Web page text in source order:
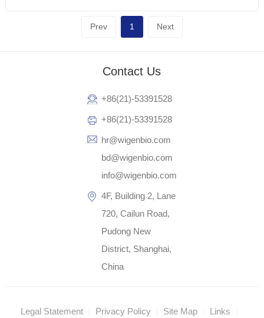
发展趋势这些备受业界关注的关键
问题。 下面请大家一起再次欣赏谢
Prev 1 Next
Contact Us
+86(21)-53391528
+86(21)-53391528
hr@wigenbio.com
bd@wigenbio.com
info@wigenbio.com
4F, Building 2, Lane
720, Cailun Road,
Pudong New
District, Shanghai,
China
Legal Statement Privacy Policy Site Map Links